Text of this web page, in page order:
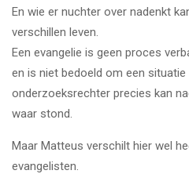
En wie er nuchter over nadenkt
verschillen leven.
Een evangelie is geen proces
en is niet bedoeld om een
onderzoeksrechter precies kan
waar stond.
Maar Matteus verschilt hier wel
evangelisten.